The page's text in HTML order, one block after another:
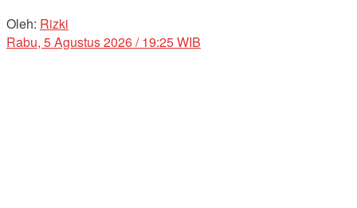
Oleh: Rizki
Rabu, 5 Agustus 2026 / 19:25 WIB